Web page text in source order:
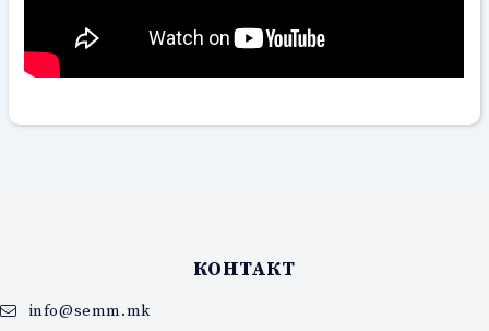
КОНТАКТ
info@semm.mk